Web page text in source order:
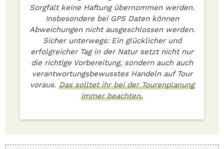
Sorgfalt keine Haftung übernommen werden.
Insbesondere bei GPS Daten können
Abweichungen nicht ausgeschlossen werden.
Sicher unterwegs: Ein glücklicher und
erfolgreicher Tag in der Natur setzt nicht nur
die richtige Vorbereitung, sondern auch auch
verantwortungsbewusstes Handeln auf Tour
voraus. Das solltet ihr bei der Tourenplanung
immer beachten.